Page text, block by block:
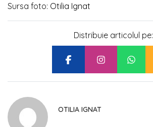
Sursa foto: Otilia Ignat
Distribuie articolul pe:
OTILIA IGNAT